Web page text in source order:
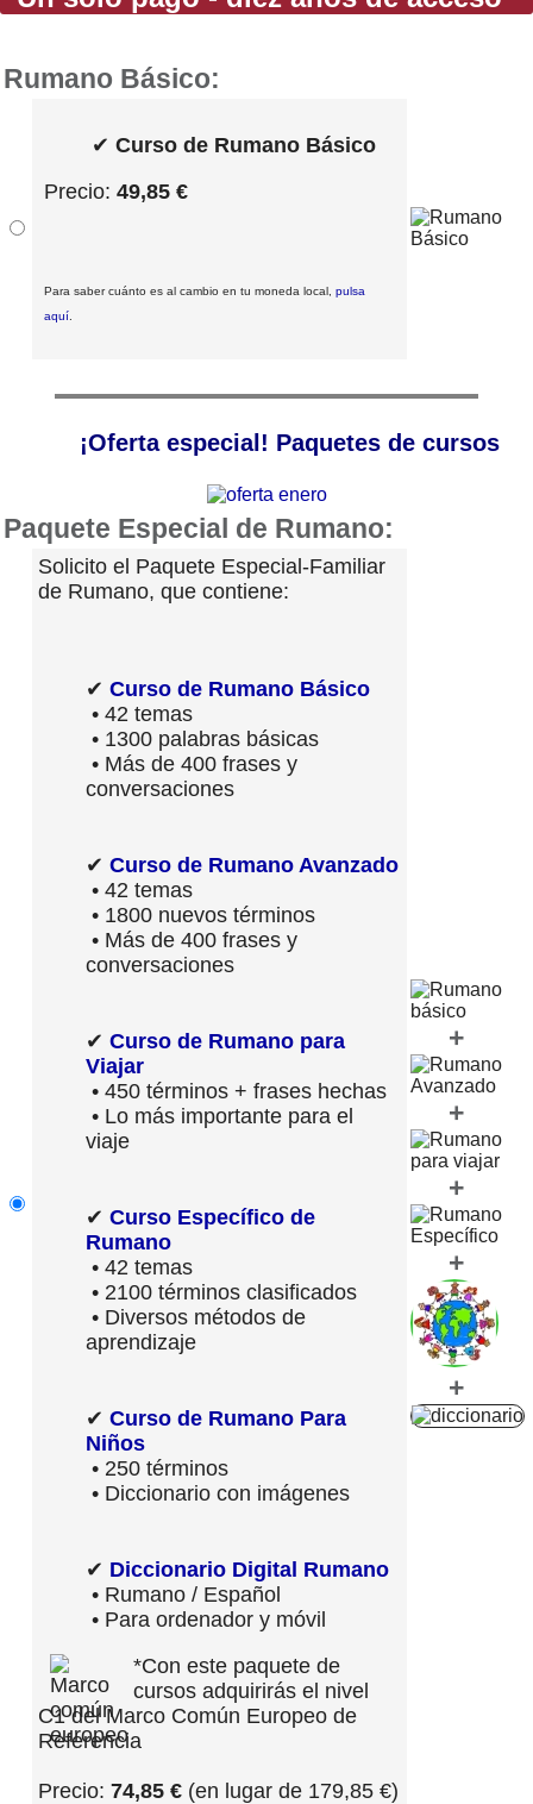
Rumano Básico:
✔ Curso de Rumano Básico
Precio: 49,85 €
Para saber cuánto es al cambio en tu moneda local, pulsa
aquí
¡Oferta especial! Paquetes de cursos
Paquete Especial de Rumano:
Solicito el Paquete Especial-Familiar
de Rumano, que contiene:
✔ Curso de Rumano Básico
• 42 temas
• 1300 palabras básicas
• Más de 400 frases y
conversaciones
✔ Curso de Rumano Avanzado
• 42 temas
• 1800 nuevos términos
• Más de 400 frases y
conversaciones
✔ Curso de Rumano para
Viajar
• 450 términos + frases hechas
• Lo más importante para el
viaje
✔ Curso Específico de
Rumano
• 42 temas
• 2100 términos clasificados
• Diversos métodos de
aprendizaje
✔ Curso de Rumano Para
Niños
• 250 términos
• Diccionario con imágenes
✔ Diccionario Digital Rumano
• Rumano / Español
• Para ordenador y móvil
*Con este paquete de
cursos adquirirás el nivel
C1 del Marco Común Europeo de
Referencia
Precio: 74,85 € (en lugar de 179,85 €)
+
+
+
+
+